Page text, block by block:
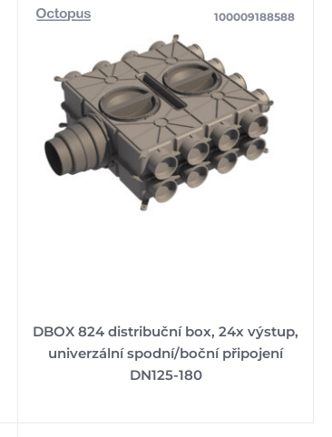
DBOX 824 distribuční box, 24x výstup,
univerzální spodní/boční připojení
DN125-180
100009188588